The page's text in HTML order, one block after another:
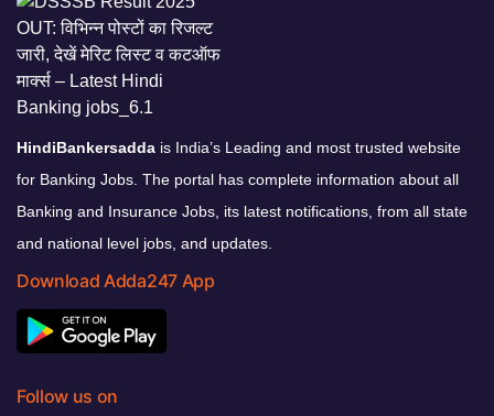
HindiBankersadda is India’s Leading and most trusted website
for Banking Jobs. The portal has complete information about all
Banking and Insurance Jobs, its latest notifications, from all state
and national level jobs, and updates.
Download Adda247 App
Follow us on